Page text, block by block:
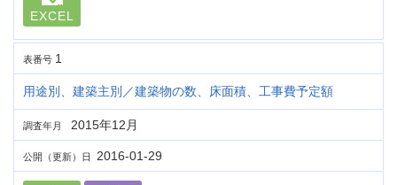
EXCEL
表番号 1
用途別、建築主別／建築物の数、床面積、工事費予定額
調査年月 2015年12月
公開（更新）日 2016-01-29